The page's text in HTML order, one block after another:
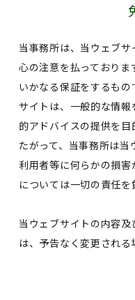
当事務所は、当ウェブ
心の注意を払っており
いかなる保証をするも
サイトは、一般的な情
的アドバイスの提供を
たがって、当事務所は当
利用者等に何らかの損
については一切の責任を
当ウェブサイトの内容
は、予告なく変更される